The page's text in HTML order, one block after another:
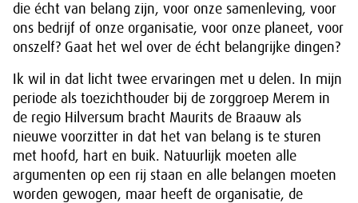
die écht van belang zijn, voor onze samenleving, voor
ons bedrijf of onze organisatie, voor onze planeet, voor
onszelf? Gaat het wel over de écht belangrijke dingen?
Ik wil in dat licht twee ervaringen met u delen. In mijn
periode als toezichthouder bij de zorggroep Merem in
de regio Hilversum bracht Maurits de Braauw als
nieuwe voorzitter in dat het van belang is te sturen
met hoofd, hart en buik. Natuurlijk moeten alle
argumenten op een rij staan en alle belangen moeten
worden gewogen, maar heeft de organisatie, de